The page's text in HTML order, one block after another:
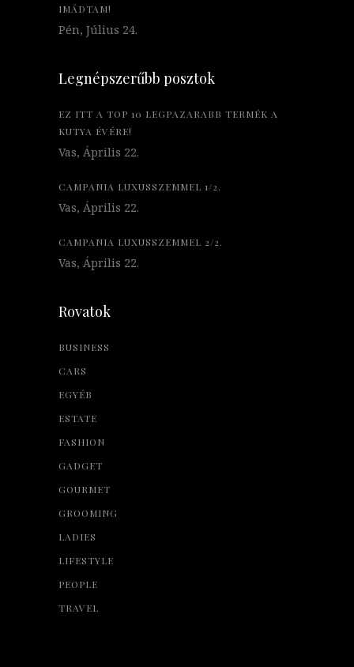
IMÁDTAM!
Pén, Július 24.
Legnépszerűbb posztok
EZ ITT A TOP 10 LEGPAZARABB TERMÉK A
KUTYA ÉVÉRE!
Vas, Április 22.
CAMPANIA LUXUSSZEMMEL 1/2.
Vas, Április 22.
CAMPANIA LUXUSSZEMMEL 2/2.
Vas, Április 22.
Rovatok
BUSINESS
CARS
EGYÉB
ESTATE
FASHION
GADGET
GOURMET
GROOMING
LADIES
LIFESTYLE
PEOPLE
TRAVEL